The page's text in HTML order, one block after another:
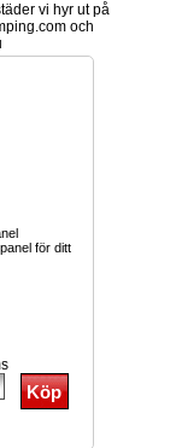
vi hyr ut på
och
för ditt